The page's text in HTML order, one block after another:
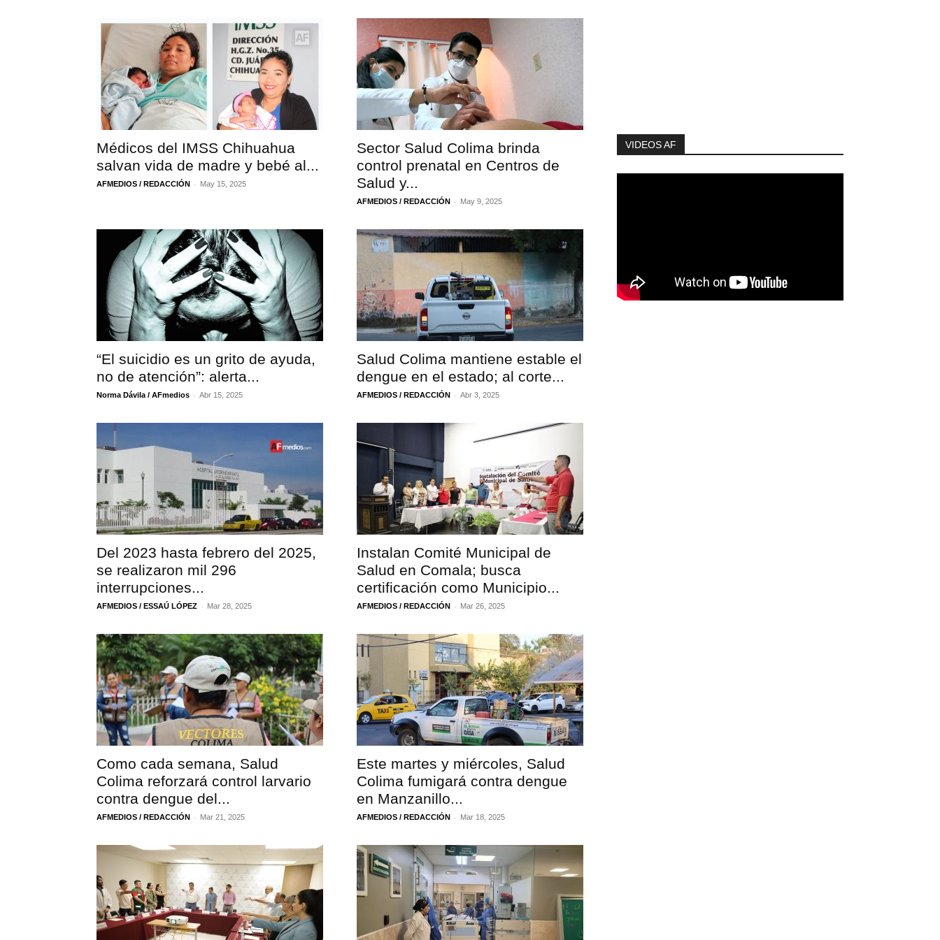
Médicos del IMSS Chihuahua
salvan vida de madre y bebé al...
AFMEDIOS / REDACCIÓN - May 15, 2025
Sector Salud Colima brinda
control prenatal en Centros de
Salud y...
AFMEDIOS / REDACCIÓN - May 9, 2025
“El suicidio es un grito de ayuda,
no de atención”: alerta...
Norma Dávila / AFmedios - Abr 15, 2025
Salud Colima mantiene estable el
dengue en el estado; al corte...
AFMEDIOS / REDACCIÓN - Abr 3, 2025
Del 2023 hasta febrero del 2025,
se realizaron mil 296
interrupciones...
AFMEDIOS / ESSAÚ LÓPEZ - Mar 28, 2025
Instalan Comité Municipal de
Salud en Comala; busca
certificación como Municipio...
AFMEDIOS / REDACCIÓN - Mar 26, 2025
Como cada semana, Salud
Colima reforzará control larvario
contra dengue del...
AFMEDIOS / REDACCIÓN - Mar 21, 2025
Este martes y miércoles, Salud
Colima fumigará contra dengue
en Manzanillo...
AFMEDIOS / REDACCIÓN - Mar 18, 2025
VIDEOS AF